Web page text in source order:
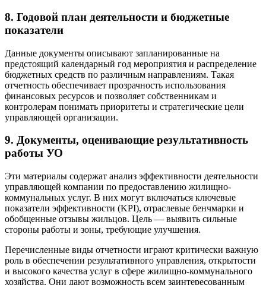
8. Годовой план деятельности и бюджетные
показатели
Данные документы описывают запланированные на
предстоящий календарный год мероприятия и распределение
бюджетных средств по различным направлениям. Такая
отчетность обеспечивает прозрачность использования
финансовых ресурсов и позволяет собственникам и
контролерам понимать приоритеты и стратегические цели
управляющей организации.
9. Документы, оценивающие результативность
работы УО
Эти материалы содержат анализ эффективности деятельности
управляющей компании по предоставлению жилищно-
коммунальных услуг. В них могут включаться ключевые
показатели эффективности (KPI), отраслевые бенчмарки и
обобщенные отзывы жильцов. Цель — выявить сильные
стороны работы и зоны, требующие улучшения.
Перечисленные виды отчетности играют критически важную
роль в обеспечении результативного управления, открытости
и высокого качества услуг в сфере жилищно-коммунального
хозяйства. Они дают возможность всем заинтересованным